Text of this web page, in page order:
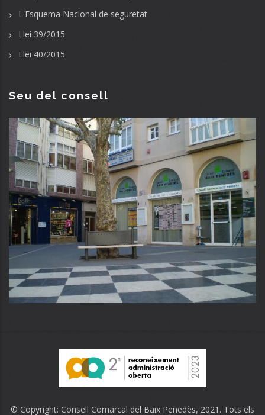
L'Esquema Nacional de seguretat
Llei 39/2015
Llei 40/2015
Seu del consell
© Copyright: Consell Comarcal del Baix Penedès, 2021. Tots els